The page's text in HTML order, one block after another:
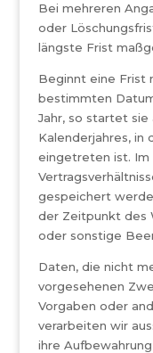
Bei mehreren
oder
längste Frist
Beginnt eine Frist
bestimmten
Jahr, so startet
Kalenderjahres, in
eingetreten ist. Im
gespeichert
der Zeitpunkt des
oder sonstige
Daten, die nicht
vorgesehenen
Vorgaben oder
verarbeiten wir
ihre